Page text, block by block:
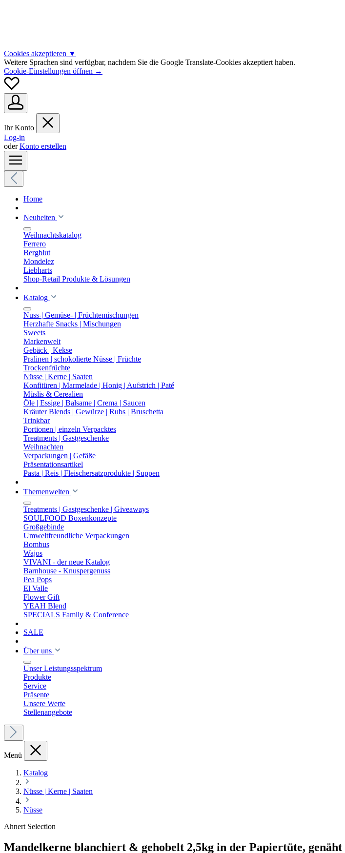
Cookies akzeptieren ▼
Weitere Sprachen sind verfügbar, nachdem Sie die Google Translate-Cookies akzeptiert haben.
Cookie-Einstellungen öffnen →
Ihr Konto
Log-in
oderKonto erstellen
Home
Neuheiten
Weihnachtskatalog
Ferrero
Bergblut
Mondelez
Liebharts
Shop-Retail Produkte & Lösungen
Katalog
Nuss-| Gemüse- | Früchtemischungen
Herzhafte Snacks | Mischungen
Sweets
Markenwelt
Gebäck | Kekse
Pralinen | schokolierte Nüsse | Früchte
Trockenfrüchte
Nüsse | Kerne | Saaten
Konfitüren | Marmelade | Honig | Aufstrich | Paté
Müslis & Cerealien
Öle | Essige | Balsame | Crema | Saucen
Kräuter Blends | Gewürze | Rubs | Bruschetta
Trinkbar
Portionen | einzeln Verpacktes
Treatments | Gastgeschenke
Weihnachten
Verpackungen | Gefäße
Präsentationsartikel
Pasta | Reis | Fleischersatzprodukte | Suppen
Themenwelten
Treatments | Gastgeschenke | Giveaways
SOULFOOD Boxenkonzepte
Großgebinde
Umweltfreundliche Verpackungen
Bombus
Wajos
VIVANI - der neue Katalog
Barnhouse - Knuspergenuss
Pea Pops
El Valle
Flower Gift
YEAH Blend
SPECIALS Family & Conference
SALE
Über uns
Unser Leistungsspektrum
Produkte
Service
Präsente
Unsere Werte
Stellenangebote
Menü
Katalog
Nüsse | Kerne | Saaten
Nüsse
Ahnert Selection
Mandelkerne blanchiert & gehobelt 2,5kg in der Papiertüte, genäht